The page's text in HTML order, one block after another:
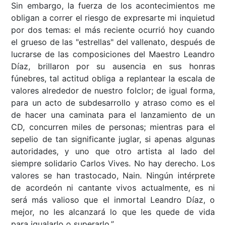
Sin embargo, la fuerza de los acontecimientos me
obligan a correr el riesgo de expresarte mi inquietud
por dos temas: el más reciente ocurrió hoy cuando
el grueso de las "estrellas" del vallenato, después de
lucrarse de las composiciones del Maestro Leandro
Díaz, brillaron por su ausencia en sus honras
fúnebres, tal actitud obliga a replantear la escala de
valores alrededor de nuestro folclor; de igual forma,
para un acto de subdesarrollo y atraso como es el
de hacer una caminata para el lanzamiento de un
CD, concurren miles de personas; mientras para el
sepelio de tan significante juglar, si apenas algunas
autoridades, y uno que otro artista al lado del
siempre solidario Carlos Vives. No hay derecho. Los
valores se han trastocado, Nain. Ningún intérprete
de acordeón ni cantante vivos actualmente, es ni
será más valioso que el inmortal Leandro Díaz, o
mejor, no les alcanzará lo que les quede de vida